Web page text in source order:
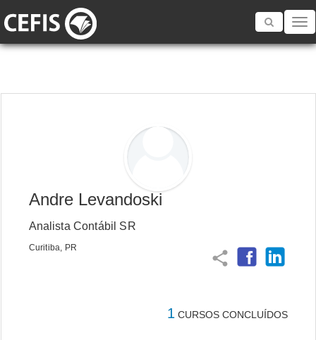
Toggle
Andre Levandoski
Analista Contábil SR
Curitiba, PR
share
1 CURSOS CONCLUÍDOS